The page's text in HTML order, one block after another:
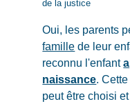
de la justice
Oui, les parents
famille de leur
reconnu l'enfant
naissance.
peut être choisi